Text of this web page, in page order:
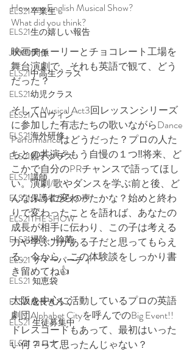
ELS21卒業生
ELS21生の嬉しい報告
JIKKO関係
ELS21中高生クラス
ELS21幼児クラス
ELS21ハロウィン
ELS21海外研修
ELS21親子クラス
ELS21講師
ELS21保護者からの声
ELS21THE SHOW
ELS21掃除・除菌
ELS21 サマーパーティ
ELS21 知恵袋
ELS21成長きろく
ELS21 生徒募集中
ELS21 コロナ
How was English Musical Show?
What did you think?
映画チャーリーとチョコレート工場を
舞台演劇で、それも英語で観て、どう
だった？
そしてMusical Act3回レッスンシリーズ
に参加した有志たちの歌いながらDance
Performanceはどうだった？プロの人た
ちとの共演🎉もう自慢の１つ‼️将来、ど
こかで自分のPRチャンスで語ってほし
い。演劇/歌やダンスを学ぶ前と後、ど
んなふうに変わったかな？始めと終わ
りで変わったことを語れば、あなたの
成長が相手に伝わり、この子は考える
力や学ぶ力がある子だと思ってもらえ
る。今から　この体験談をしっかり書
き留めてね👍
大阪を中心に活動しているプロの英語
劇団Alphabet Cityを呼んでのBig Event!!
ドレスコードもあって、最初はいった
い何？って思ったんじゃない？